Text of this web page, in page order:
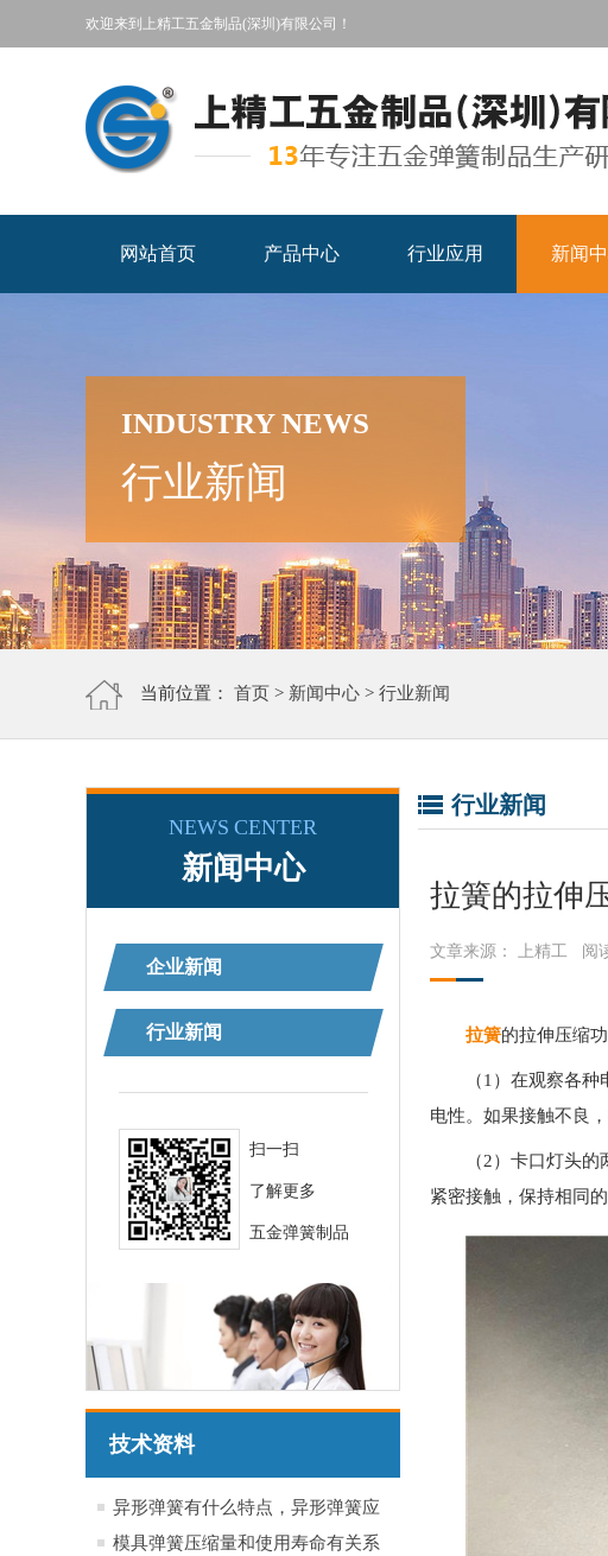
欢迎来到上精工五金制品(深圳)有限公司！
网站首页 产品中心 行业应用 新闻
INDUSTRY NEWS
行业新闻
当前位置： 首页 > 新闻中心 > 行业新闻
NEWS CENTER
新闻中心
企业新闻
行业新闻
扫一扫
了解更多
五金弹簧制品
技术资料
异形弹簧有什么特点，异形弹簧应
用于哪些行业产品
模具弹簧压缩量和使用寿命有关系
行业新闻
拉簧的拉伸
文章来源： 上精工 阅
拉簧的拉伸压缩
（1）在观察各
电性。如果接触不良
（2）卡口灯头
紧密接触，保持相同的